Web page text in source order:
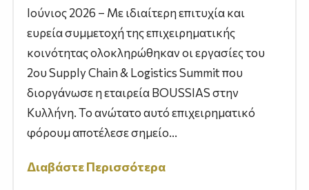
Ιούνιος 2026 – Με ιδιαίτερη επιτυχία και
ευρεία συμμετοχή της επιχειρηματικής
κοινότητας ολοκληρώθηκαν οι εργασίες του
2ου Supply Chain & Logistics Summit που
διοργάνωσε η εταιρεία BOUSSIAS στην
Κυλλήνη. Το ανώτατο αυτό επιχειρηματικό
φόρουμ αποτέλεσε σημείο...
Διαβάστε Περισσότερα